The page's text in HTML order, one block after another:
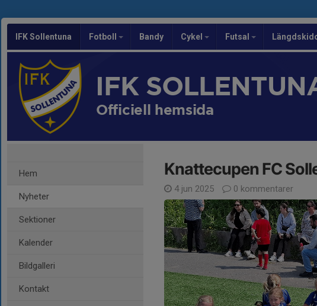
IFK Sollentuna Fotboll Bandy Cykel Futsal
IFK
Officiell hemsida
Hem
Nyheter
Sektioner
Kalender
Bildgalleri
Kontakt
Knattecupen FC
4 jun 2025 0 kommentarer